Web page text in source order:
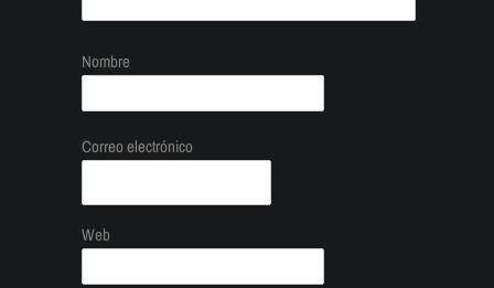
Nombre
Correo electrónico
Web